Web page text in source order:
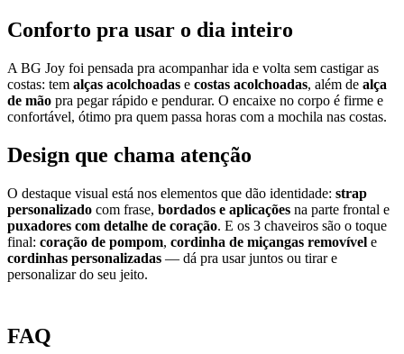
Conforto pra usar o dia inteiro
A BG Joy foi pensada pra acompanhar ida e volta sem castigar as
costas: tem alças acolchoadas e costas acolchoadas, além de alça
de mão pra pegar rápido e pendurar. O encaixe no corpo é firme e
confortável, ótimo pra quem passa horas com a mochila nas costas.
Design que chama atenção
O destaque visual está nos elementos que dão identidade: strap
personalizado com frase, bordados e aplicações na parte frontal e
puxadores com detalhe de coração. E os 3 chaveiros são o toque
final: coração de pompom, cordinha de miçangas removível e
cordinhas personalizadas — dá pra usar juntos ou tirar e
personalizar do seu jeito.
FAQ